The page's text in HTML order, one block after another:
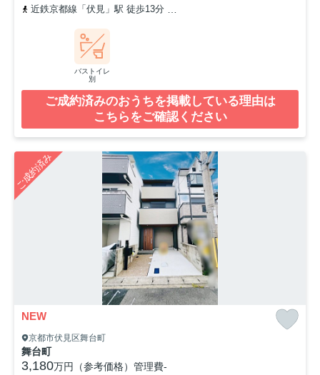
近鉄京都線「伏見」駅 徒歩13分
バストイレ
別
ご成約済みのおうちを掲載している理由は
こちらをご確認ください
ご成約済み
NEW
京都市伏見区舞台町
舞台町
3,180万円（参考価格） 管理費-